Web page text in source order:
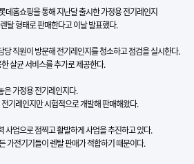
데홈쇼핑을 통해 지난달 출시한 가정용 전기레인지
탈 형태로 판매한다고 이날 발표했다.
당 직원이 방문해 전기레인지를 청소하고 점검을 실시한다.
살균 서비스를 추가로 제공한다.
은 가정용 전기레인지다.
기레인지만 시험적으로 개발해 판매해왔다.
사업으로 점찍고 활발하게 사업을 추진하고 있다.
가전기기들이 렌탈 판매가 적합하기 때문이다.